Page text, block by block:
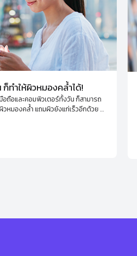
ทำให้ผิวหมองคล้ำได้!
อถือและคอมพิวเตอร์ทั้งวัน ก็สามารถ
หมองคล้ำ แถมผิวยังแก่เร็วอีกด้วย มา